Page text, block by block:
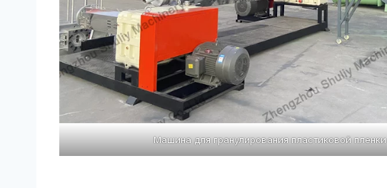
Машина для гранулирования пластиковой пленки